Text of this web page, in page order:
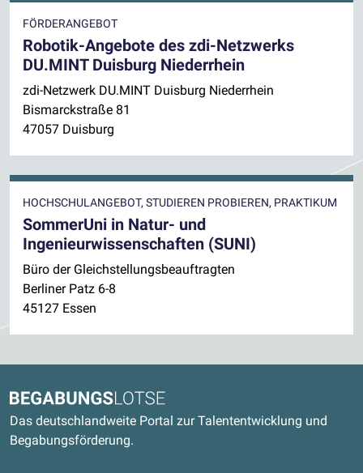
FÖRDERANGEBOT
Robotik-Angebote des zdi-Netzwerks
DU.MINT Duisburg Niederrhein
zdi-Netzwerk DU.MINT Duisburg Niederrhein
Bismarckstraße 81
47057 Duisburg
HOCHSCHULANGEBOT, STUDIEREN PROBIEREN, PRAKTIKUM
SommerUni in Natur- und
Ingenieurwissenschaften (SUNI)
Büro der Gleichstellungsbeauftragten
Berliner Patz 6-8
45127 Essen
Begabungslotse
Das deutschlandweite Portal zur Talententwicklung und
Begabungsförderung.